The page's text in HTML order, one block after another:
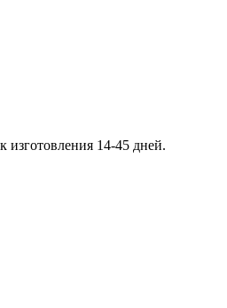
изготовления 14-45 дней.